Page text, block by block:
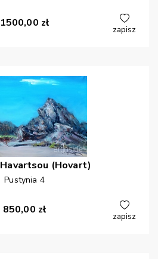
1500,00 zł
zapisz
Havartsou (Hovart)
Pustynia 4
850,00 zł
zapisz